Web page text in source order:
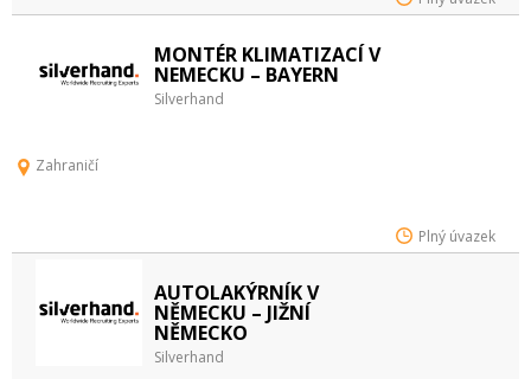
MONTÉR KLIMATIZACÍ V
NEMECKU – BAYERN
Silverhand
Zahraničí
Plný úvazek
AUTOLAKÝRNÍK V
NĚMECKU – JIŽNÍ
NĚMECKO
Silverhand